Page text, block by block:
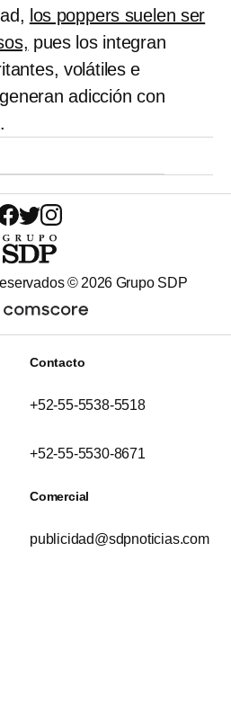
los poppers suelen ser
pues los integran
volátiles e
adicción con
© 2026 Grupo SDP
Contacto
+52-55-5538-5518
+52-55-5530-8671
Comercial
publicidad@sdpnoticias.com